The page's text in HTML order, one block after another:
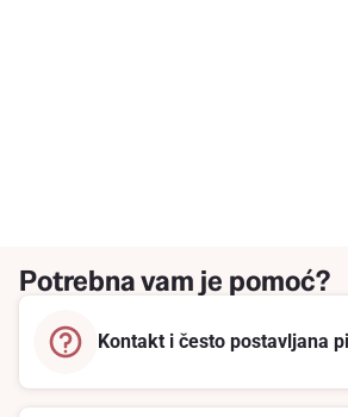
Potrebna vam je pomoć?
Kontakt i često postavljana